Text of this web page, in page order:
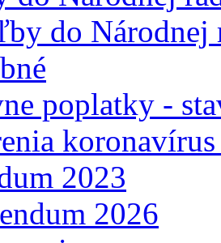
do Národnej
poplatky -
2023
2026